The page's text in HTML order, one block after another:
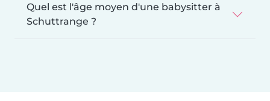
Quel est l'âge moyen d'une babysitter à
Schuttrange ?